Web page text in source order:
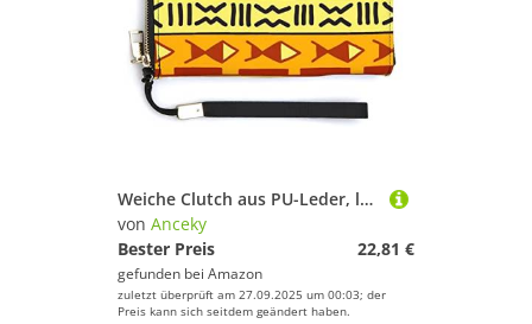
Weiche Clutch aus PU-Leder, langes, zweifach gefaltetes Portemonnaie, Münzbörse, Kreditkartenetui, langlebiger Unisex-Kartenhalter, schmale Brieftasche, Geldaufbewahrung
von Anceky
Bester Preis
22,81 €
gefunden bei Amazon
zuletzt überprüft am 27.09.2025 um 00:03; der
Preis kann sich seitdem geändert haben.